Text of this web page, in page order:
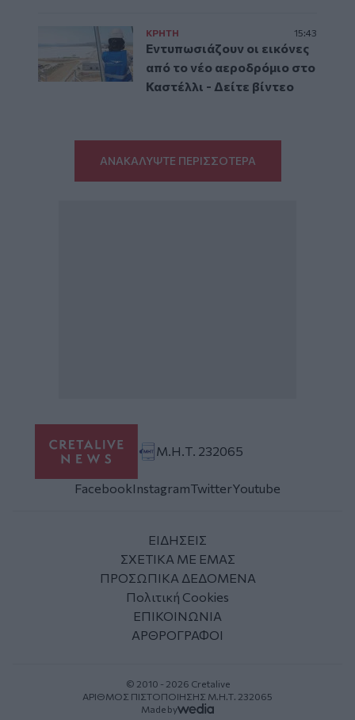
ΚΡΗΤΗ 15:43
Εντυπωσιάζουν οι εικόνες
από το νέο αεροδρόμιο στο
Καστέλλι - Δείτε βίντεο
ΑΝΑΚΑΛΥΨΤΕ ΠΕΡΙΣΣΟΤΕΡΑ
Μ.Η.Τ. 232065
FacebookInstagramTwitterYoutube
ΕΙΔΗΣΕΙΣ
ΣΧΕΤΙΚΑ ΜΕ ΕΜΑΣ
ΠΡΟΣΩΠΙΚΑ ΔΕΔΟΜΕΝΑ
Πολιτική Cookies
ΕΠΙΚΟΙΝΩΝΙΑ
ΑΡΘΡΟΓΡΑΦΟΙ
© 2010 - 2026 Cretalive
ΑΡΙΘΜΟΣ ΠΙΣΤΟΠΟΙΗΣΗΣ Μ.Η.Τ. 232065
Made by